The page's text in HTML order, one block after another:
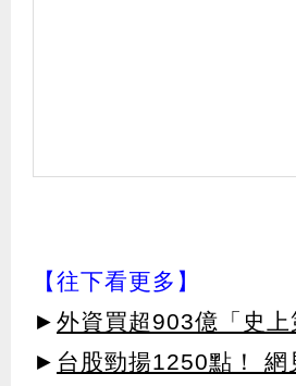
【往下看更多】
► 外資買超903億「史
► 台股勁揚1250點！ 網